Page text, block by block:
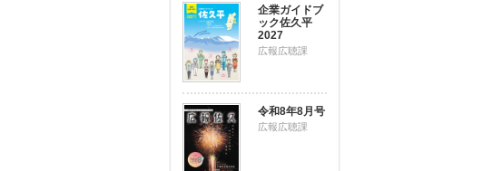
企業ガイドブ
ック佐久平
2027
広報広聴課
令和8年8月号
広報広聴課